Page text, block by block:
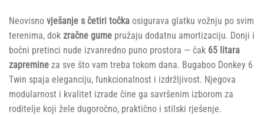
Neovisno vješanje s četiri točka osigurava glatku vožnju po svim
terenima, dok zračne gume pružaju dodatnu amortizaciju. Donji i
bočni pretinci nude izvanredno puno prostora — čak 65 litara
zapremine za sve što vam treba tokom dana. Bugaboo Donkey 6
Twin spaja eleganciju, funkcionalnost i izdržljivost. Njegova
modularnost i kvalitet izrade čine ga savršenim izborom za
roditelje koji žele dugoročno, praktično i stilski rješenje.